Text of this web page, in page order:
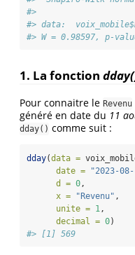
#>
#> data:
#> W = 0.98597, p-
1. La fonction
Pour connaitre le Revenu
généré en date du 11
dday() comme suit :
dday(data =
date =
"2023-
d = 0,
x =
"Revenu" ,
unite = 1,
decimal = 0)
#> [1] 569